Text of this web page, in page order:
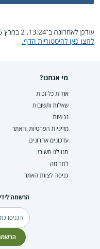
עודכן לאחרונה ב־13:24, 2 במרץ 2025.
לחצו כאן להיסטוריית הדף.
מי אנחנו?
אודות כל-זכות
שאלות ותשובות
נגישות
מדיניות הפרטיות והאתר
עדכונים אחרונים
תנו לנו משוב!
לתרומה
כניסה לצוות האתר
הרשמה
דוא"ל